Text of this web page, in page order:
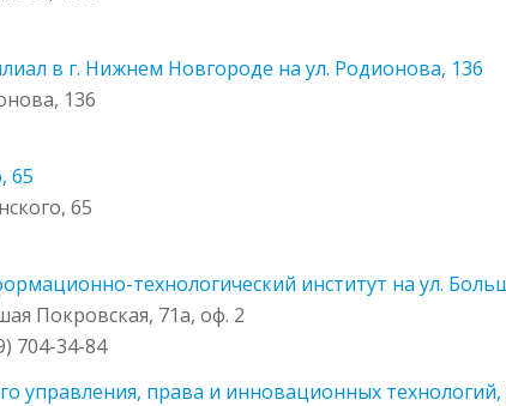
в г. Нижнем Новгороде на ул. Родионова, 136
136
65
65
технологический институт на ул.
Покровская, 71а, оф. 2
704-34-84
управления, права и инновационных